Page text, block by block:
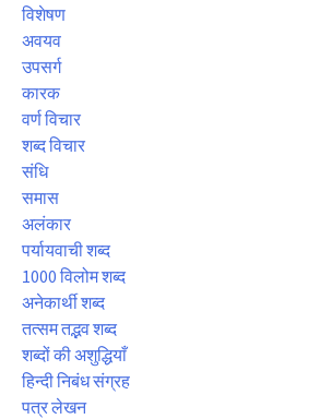
विशेषण
अवयव
उपसर्ग
कारक
वर्ण विचार
शब्द विचार
संधि
समास
अलंकार
पर्यायवाची शब्द
1000 विलोम शब्द
अनेकार्थी शब्द
तत्सम तद्भव शब्द
शब्दों की अशुद्धियाँ
हिन्दी निबंध संग्रह
पत्र लेखन